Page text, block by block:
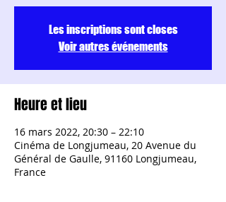
Les inscriptions sont closes
Voir autres événements
Heure et lieu
16 mars 2022, 20:30 – 22:10
Cinéma de Longjumeau, 20 Avenue du
Général de Gaulle, 91160 Longjumeau,
France